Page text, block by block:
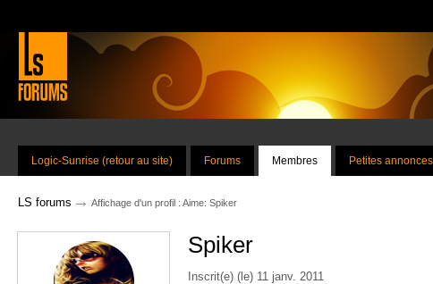
Logic-Sunrise (retour au site) Forums Membres Petites annonces
LS forums → Affichage d'un profil : Aime: Spiker
Spiker
Inscrit(e) (le) 11 janv. 2011